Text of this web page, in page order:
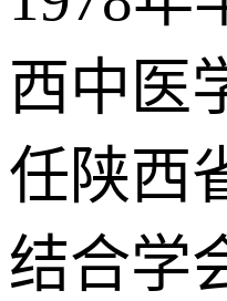
西中医
任陕西
结合学